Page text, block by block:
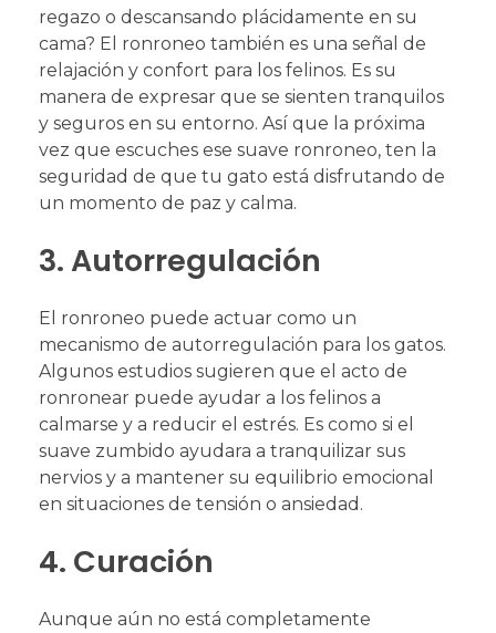
regazo o descansando plácidamente en su
cama? El ronroneo también es una señal de
relajación y confort para los felinos. Es su
manera de expresar que se sienten tranquilos
y seguros en su entorno. Así que la próxima
vez que escuches ese suave ronroneo, ten la
seguridad de que tu gato está disfrutando de
un momento de paz y calma.
3. Autorregulación
El ronroneo puede actuar como un
mecanismo de autorregulación para los gatos.
Algunos estudios sugieren que el acto de
ronronear puede ayudar a los felinos a
calmarse y a reducir el estrés. Es como si el
suave zumbido ayudara a tranquilizar sus
nervios y a mantener su equilibrio emocional
en situaciones de tensión o ansiedad.
4. Curación
Aunque aún no está completamente